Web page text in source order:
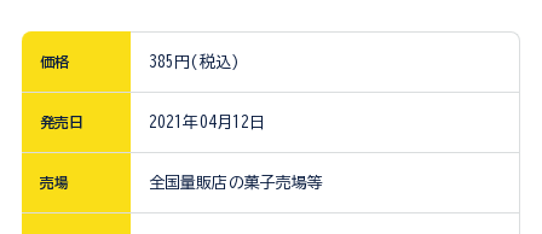
価格 385円(税込)
発売日 2021年04月12日
売場 全国量販店の菓子売場等